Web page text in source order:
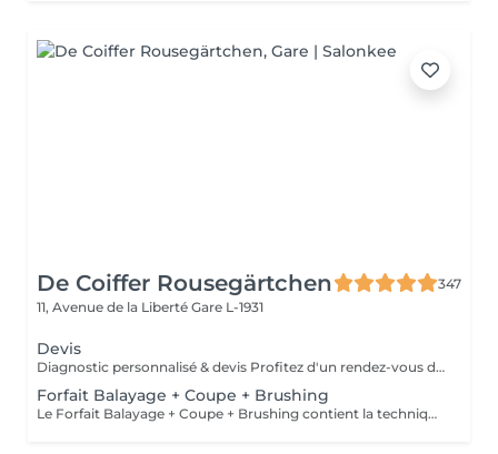
De Coiffer Rousegärtchen
347
11, Avenue de la Liberté Gare L-1931
Devis
Diagnostic personnalisé & devis Profitez d'un rendez-vous dédié pour échanger sur votre projet, recevoir des conseils personnalisés et obtenir un devis sur mesure. Le montant du rendez-vous sera déduit lors de la réalisation de votre prestation.
Forfait Balayage + Coupe + Brushing
Le Forfait Balayage + Coupe + Brushing contient la technique Balayage, un coulage (pour donner le bon reflet au Balayage), Olaplex, une Coupe et un Brushing. Dépendant de la quantité de produit utilisée ou de la longueur des cheveux, le prix peut varier. En cas de questions veuillez appeler au +352 26 35 02 89.